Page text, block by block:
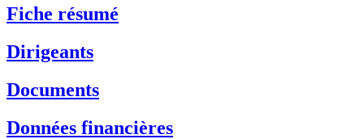
Fiche résumé
Dirigeants
Documents
Données financières